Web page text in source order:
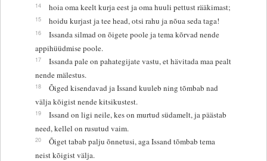
14 hoia oma keelt kurja eest ja oma huuli pettust rääkimast;
15 hoidu kurjast ja tee head, otsi rahu ja nõua seda taga!
16
Issanda silmad on õigete poole ja tema kõrvad nende
appihüüdmise poole.
17
Issanda pale on pahategijate vastu, et hävitada maa pealt
nende mälestus.
18
Õiged kisendavad ja Issand kuuleb ning tõmbab nad
välja kõigist nende kitsikustest.
19
Issand on ligi neile, kes on murtud südamelt, ja päästab
need, kellel on rusutud vaim.
20
Õiget tabab palju õnnetusi, aga Issand tõmbab tema
neist kõigist välja.